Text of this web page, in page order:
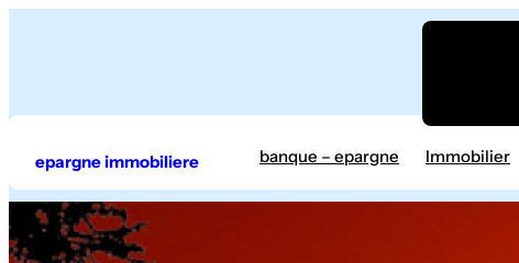
epargne immobiliere banque – epargne Immobilier